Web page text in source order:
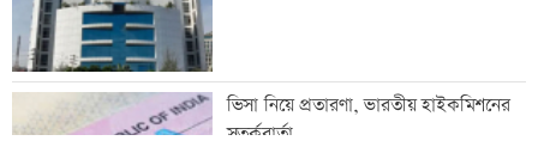
ভিসা নিয়ে প্রতারণা, ভারতীয় হাইকমিশনের
সতর্কবার্তা